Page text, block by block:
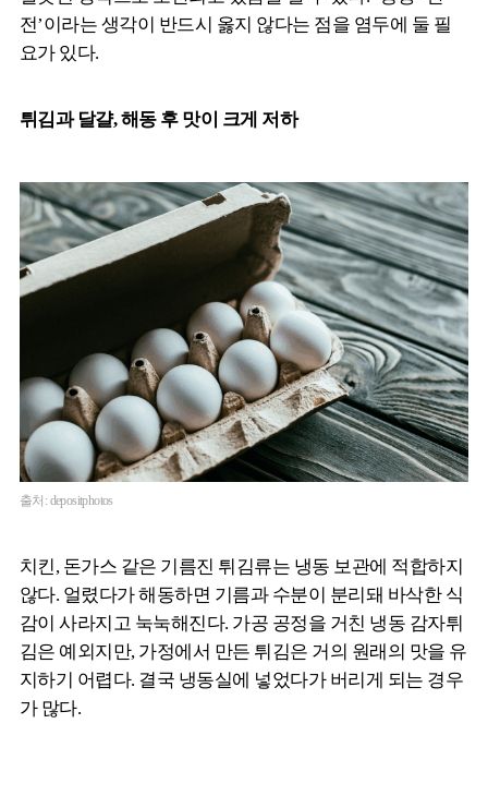
전’이라는 생각이 반드시 옳지 않다는 점을 염두에 둘 필
요가 있다.
튀김과 달걀, 해동 후 맛이 크게 저하
출처: depositphotos
치킨, 돈가스 같은 기름진 튀김류는 냉동 보관에 적합하지
않다. 얼렸다가 해동하면 기름과 수분이 분리돼 바삭한 식
감이 사라지고 눅눅해진다. 가공 공정을 거친 냉동 감자튀
김은 예외지만, 가정에서 만든 튀김은 거의 원래의 맛을 유
지하기 어렵다. 결국 냉동실에 넣었다가 버리게 되는 경우
가 많다.